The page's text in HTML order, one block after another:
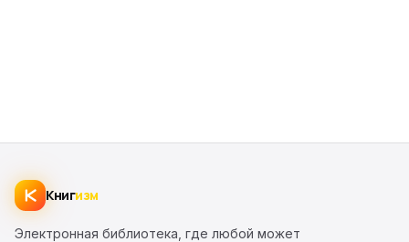
Книгизм
Электронная библиотека, где любой может